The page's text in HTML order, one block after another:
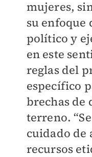
mujeres,
su
político y
en este
reglas del
específico
brechas de
terreno.
cuidado de
recursos